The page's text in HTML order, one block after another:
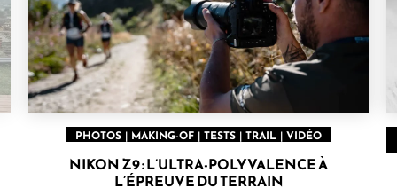
PHOTOS | MAKING-OF | TESTS | TRAIL | VIDÉO
NIKON Z9 : L’ULTRA-POLYVALENCE À
L’ÉPREUVE DU TERRAIN